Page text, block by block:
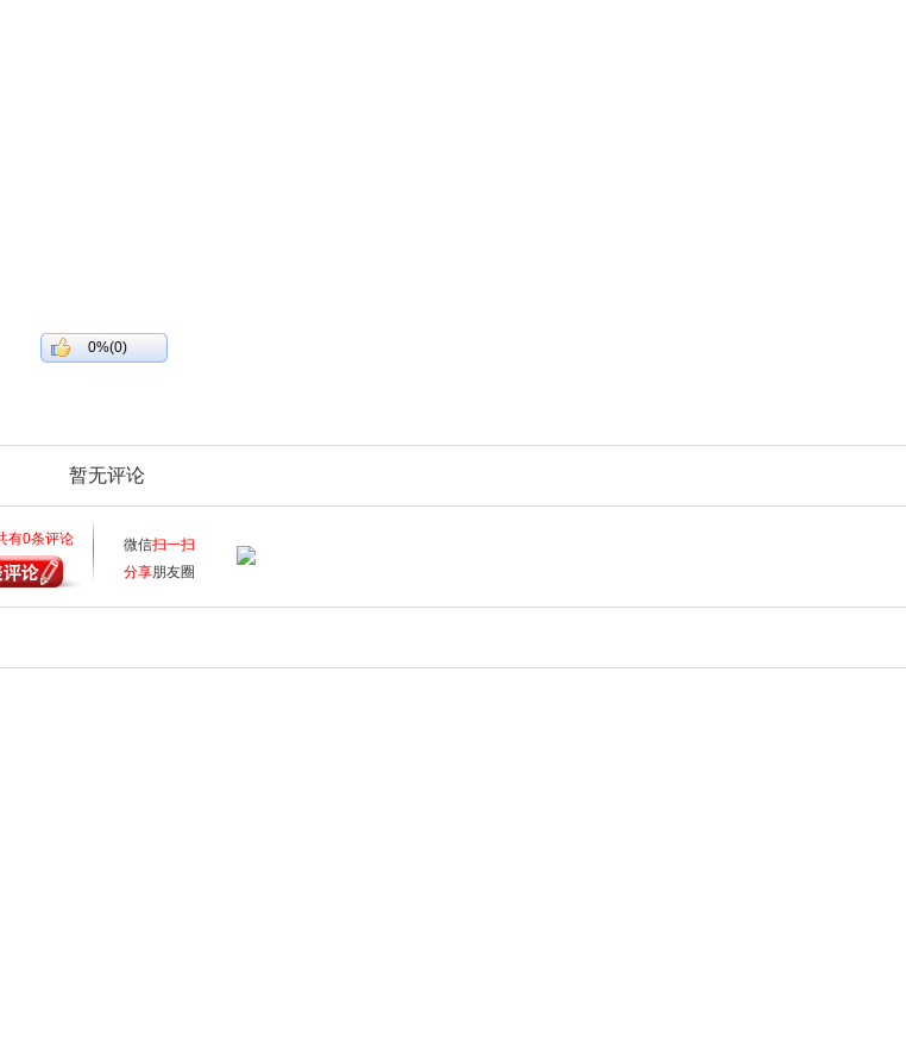
0%(0)
暂无评论
有0条评论 微信扫一扫
分享朋友圈